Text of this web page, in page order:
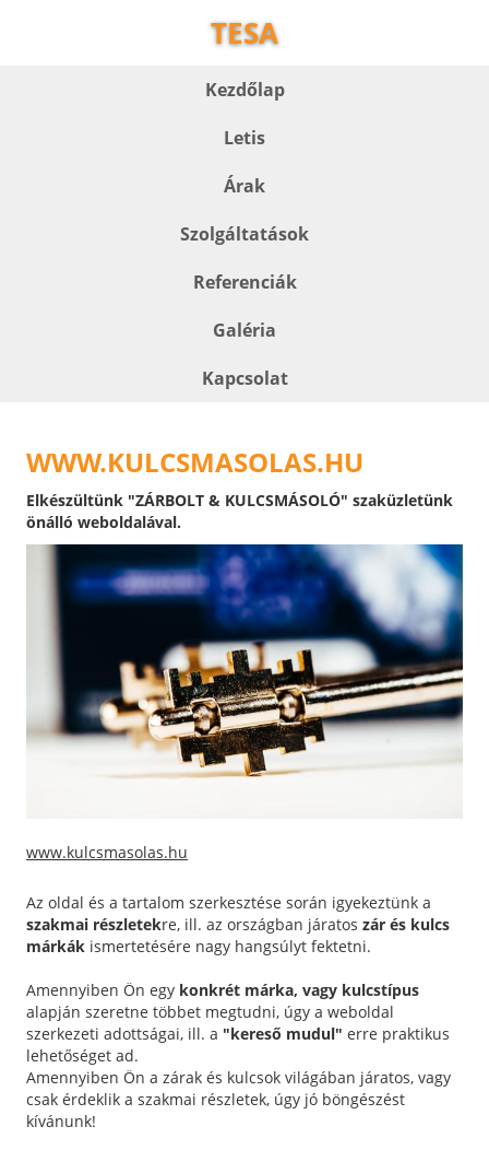
TESA
Kezdőlap
Letis
Árak
Szolgáltatások
Referenciák
Galéria
Kapcsolat
WWW.KULCSMASOLAS.HU
Elkészültünk "ZÁRBOLT & KULCSMÁSOLÓ" szaküzletünk
önálló weboldalával.
www.kulcsmasolas.hu
Az oldal és a tartalom szerkesztése során igyekeztünk a
szakmai részletekre, ill. az országban járatos zár és kulcs
márkák ismertetésére nagy hangsúlyt fektetni.
Amennyiben Ön egy konkrét márka, vagy kulcstípus
alapján szeretne többet megtudni, úgy a weboldal
szerkezeti adottságai, ill. a "kereső mudul" erre praktikus
lehetőséget ad.
Amennyiben Ön a zárak és kulcsok világában járatos, vagy
csak érdeklik a szakmai részletek, úgy jó böngészést
kívánunk!